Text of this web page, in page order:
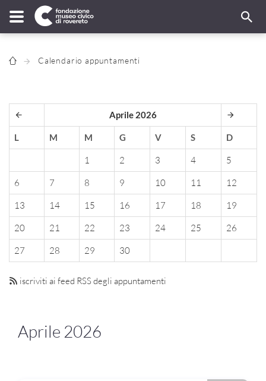
Calendario appuntamenti
Aprile 2026
L M M G V S D
1 2 3 4
5
6
7 8 9 10 11
12
13
14 15 16 17 18
19
20
21 22 23 24 25
26
27
28 29 30
iscriviti ai feed RSS degli appuntamenti
Aprile 2026